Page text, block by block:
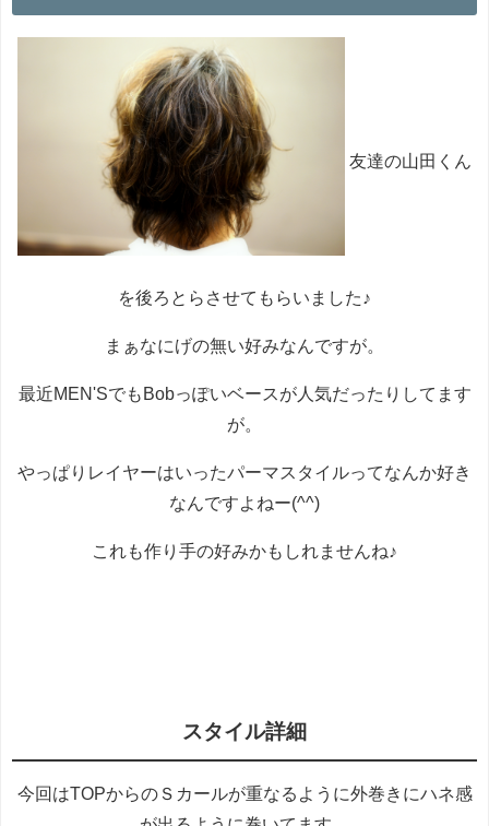
友達の山田くん
を後ろとらさせてもらいました♪
まぁなにげの無い好みなんですが。
最近MEN'SでもBobっぽいベースが人気だったりしてます
が。
やっぱりレイヤーはいったパーマスタイルってなんか好き
なんですよねー(^^)
これも作り手の好みかもしれませんね♪
スタイル詳細
今回はTOPからのＳカールが重なるように外巻きにハネ感